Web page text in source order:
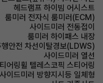
헤드램프 하이빔 어시스트
룸미러 전자식 룸미러(ECM)
사이드미러 전동접이
룸미러 하이패스 내장
행안전 차선이탈경보(LDWS)
사이드미러 열선
어링휠 텔레스코픽 스티어링
사이드미러 방향지시등 일체형